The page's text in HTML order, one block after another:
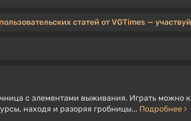
статей от VGTimes —
с элементами выживания. Играть можно
находя и разоряя гробницы... Подробнее